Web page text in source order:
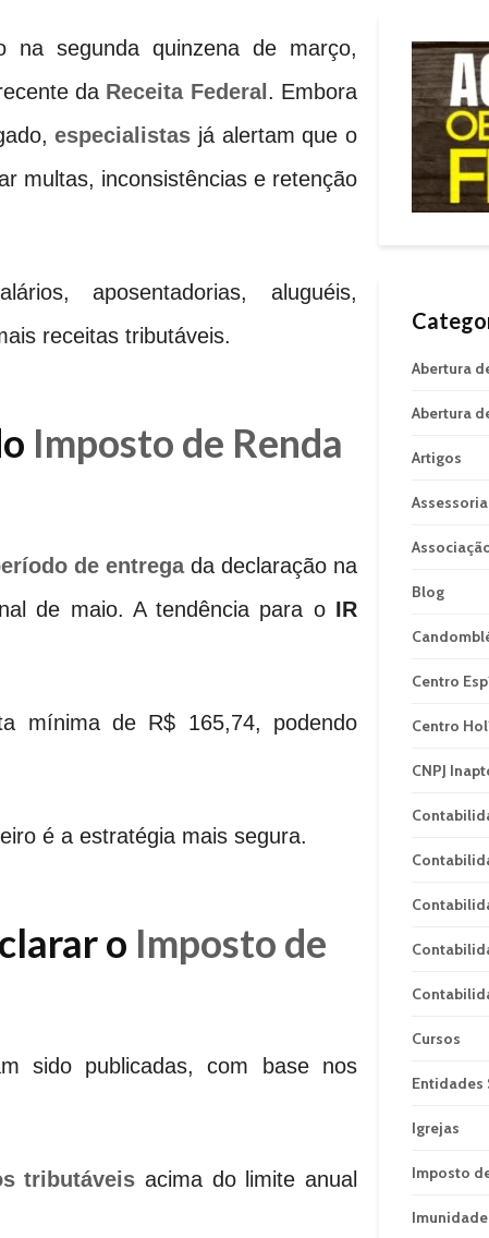
na segunda quinzena de março,
da Receita Federal . Embora
especialistas já alertam que o
multas, inconsistências e retenção
aposentadorias, aluguéis,
receitas tributáveis.
Imposto de Renda
de entregada declaração na
de maio. A tendência para o IR
mínima de R$ 165,74, podendo
é a estratégia mais segura.
o Imposto de
sido publicadas, com base nos
tributáveis acima do limite anual
Abertura
Abertura
Artigos
Blog
Centro
Centro
CNPJ
Cursos
Entidades
Igrejas
Imposto